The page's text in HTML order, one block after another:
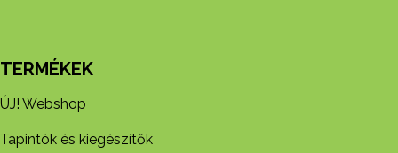
TERMÉKEK
ÚJ! Webshop
Tapintók és kiegészítők